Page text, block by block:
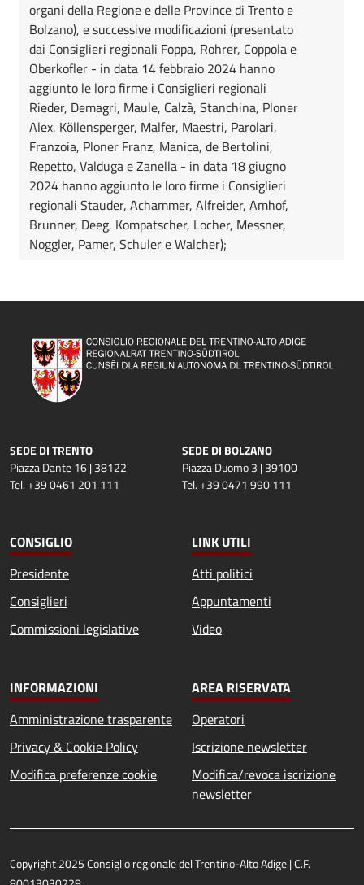
organi della Regione e delle Province di Trento e
Bolzano), e successive modificazioni (presentato
dai Consiglieri regionali Foppa, Rohrer, Coppola e
Oberkofler - in data 14 febbraio 2024 hanno
aggiunto le loro firme i Consiglieri regionali
Rieder, Demagri, Maule, Calzà, Stanchina, Ploner
Alex, Köllensperger, Malfer, Maestri, Parolari,
Franzoia, Ploner Franz, Manica, de Bertolini,
Repetto, Valduga e Zanella - in data 18 giugno
2024 hanno aggiunto le loro firme i Consiglieri
regionali Stauder, Achammer, Alfreider, Amhof,
Brunner, Deeg, Kompatscher, Locher, Messner,
Noggler, Pamer, Schuler e Walcher);
SEDE DI TRENTO
Piazza Dante 16 | 38122
Tel. +39 0461 201 111
SEDE DI BOLZANO
Piazza Duomo 3 | 39100
Tel. +39 0471 990 111
CONSIGLIO
Presidente
Consiglieri
Commissioni legislative
LINK UTILI
Atti politici
Appuntamenti
Video
INFORMAZIONI
Amministrazione trasparente
Privacy & Cookie Policy
Modifica preferenze cookie
AREA RISERVATA
Operatori
Iscrizione newsletter
Modifica/revoca iscrizione
newsletter
Copyright 2025 Consiglio regionale del Trentino-Alto Adige | C.F.